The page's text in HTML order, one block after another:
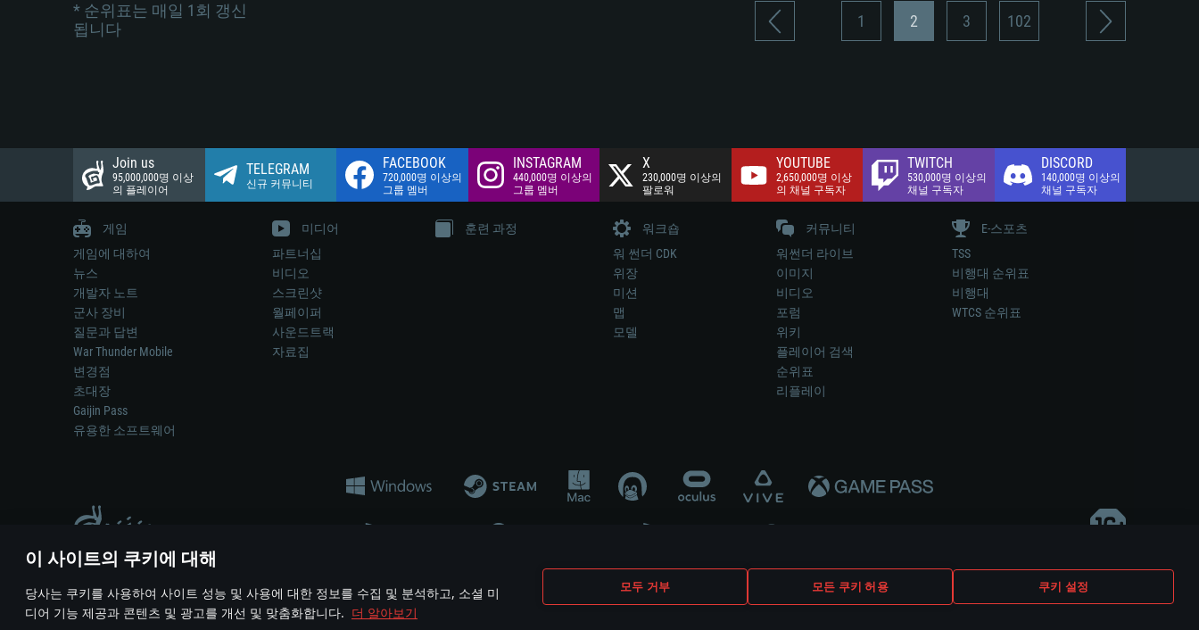
이 사이트의 쿠키에 대해
당사는 쿠키를 사용하여 사이트 성능 및 사용에 대한 정보를 수집 및 분석하고, 소셜 미
디어 기능 제공과 콘텐츠 및 광고를 개선 및 맞춤화합니다. 더 알아보기
모두 거부 모든 쿠키 허용 쿠키 설정
* 순위표는 매일 1회 갱신
됩니다
1 2 3 102
Join us
95,000,000명 이상
의 플레이어
TELEGRAM
신규 커뮤니티
FACEBOOK
720,000명 이상의
그룹 멤버
INSTAGRAM
440,000명 이상의
그룹 멤버
X
230,000명 이상의
팔로워
YOUTUBE
2,650,000명 이상
의 채널 구독자
TWITCH
530,000명 이상의
채널 구독자
DISCORD
140,000명 이상의
채널 구독자
게임
게임에 대하여
뉴스
개발자 노트
군사 장비
질문과 답변
War Thunder Mobile
변경점
초대장
Gaijin Pass
유용한 소프트웨어
미디어
파트너십
비디오
스크린샷
월페이퍼
사운드트랙
자료집
훈련 과정
워크숍
워 썬더 CDK
위장
미션
맵
모델
커뮤니티
워썬더 라이브
이미지
비디오
포럼
위키
플레이어 검색
순위표
리플레이
E-스포츠
TSS
비행대 순위표
비행대
WTCS 순위표
게임 에서 어떠한 현실의 무기나 차량을 묘사하는 것은 무기 개발 업체나 장비 제조 업체가 게임 개발 후원 또는 홍보에 참여하지 않습니다..
© 2011—2026 Gaijin Games Kft. All trademarks, logos and brand names are the property of their respective owners.
이용 약관 이용 약관